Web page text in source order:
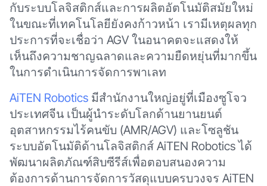
กับระบบโลจิสติกส์และการผลิตอัตโนมัติสมัยใหม่
ในขณะที่เทคโนโลยียังคงก้าวหน้า เรามีเหตุผลทุก
ประการที่จะเชื่อว่า AGV ในอนาคตจะแสดงให้
เห็นถึงความชาญฉลาดและความยืดหยุ่นที่มากขึ้น
ในการดำเนินการจัดการพาเลท
AiTEN Roboticsมีสำนักงานใหญ่อยู่ที่เมืองซูโจว
ประเทศจีน เป็นผู้นำระดับโลกด้านยานยนต์
อุตสาหกรรมไร้คนขับ (AMR/AGV) และโซลูชัน
ระบบอัตโนมัติด้านโลจิสติกส์ AiTEN Robotics ได้
พัฒนาผลิตภัณฑ์สิบซีรีส์เพื่อตอบสนองความ
ต้องการด้านการจัดการวัสดุแบบครบวงจร AiTEN